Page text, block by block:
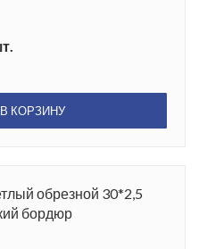
КОРЗИНУ